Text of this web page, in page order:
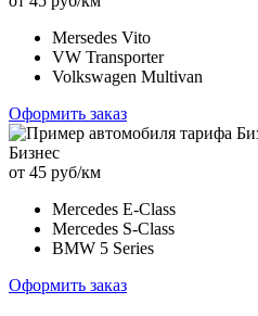
Mersedes Vito
VW Transporter
Volkswagen Multivan
Оформить заказ
Бизнес
от 45 руб/км
Mercedes E-Class
Mercedes S-Class
BMW 5 Series
Оформить заказ